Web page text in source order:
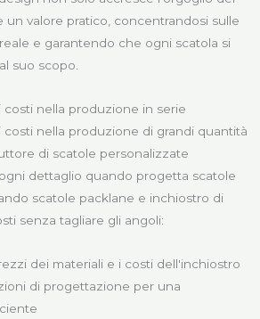
un valore pratico, concentrandosi sulle
e garantendo che ogni scatola si
suo scopo.
costi nella produzione in serie
costi nella produzione di grandi quantità
di scatole personalizzate
dettaglio quando progetta scatole
scatole packlane e inchiostro di
senza tagliare gli angoli:
dei materiali e i costi dell'inchiostro
di progettazione per una